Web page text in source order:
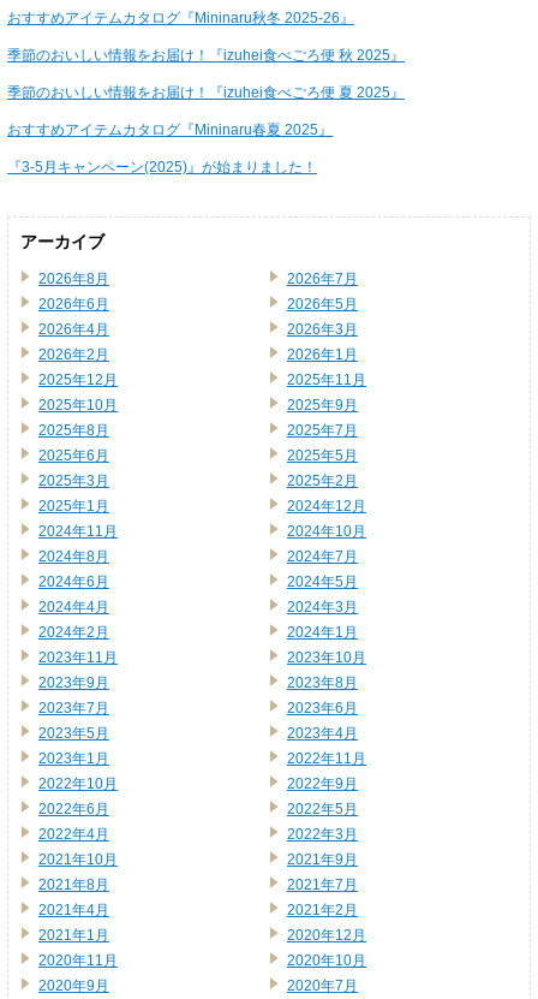
おすすめアイテムカタログ『Mininaru秋冬 2025-26』
季節のおいしい情報をお届け！『izuhei食べごろ便 秋 2025』
季節のおいしい情報をお届け！『izuhei食べごろ便 夏 2025』
おすすめアイテムカタログ『Mininaru春夏 2025』
『3-5月キャンペーン(2025)』が始まりました！
アーカイブ
2026年8月
2026年7月
2026年6月
2026年5月
2026年4月
2026年3月
2026年2月
2026年1月
2025年12月
2025年11月
2025年10月
2025年9月
2025年8月
2025年7月
2025年6月
2025年5月
2025年3月
2025年2月
2025年1月
2024年12月
2024年11月
2024年10月
2024年8月
2024年7月
2024年6月
2024年5月
2024年4月
2024年3月
2024年2月
2024年1月
2023年11月
2023年10月
2023年9月
2023年8月
2023年7月
2023年6月
2023年5月
2023年4月
2023年1月
2022年11月
2022年10月
2022年9月
2022年6月
2022年5月
2022年4月
2022年3月
2021年10月
2021年9月
2021年8月
2021年7月
2021年4月
2021年2月
2021年1月
2020年12月
2020年11月
2020年10月
2020年9月
2020年7月